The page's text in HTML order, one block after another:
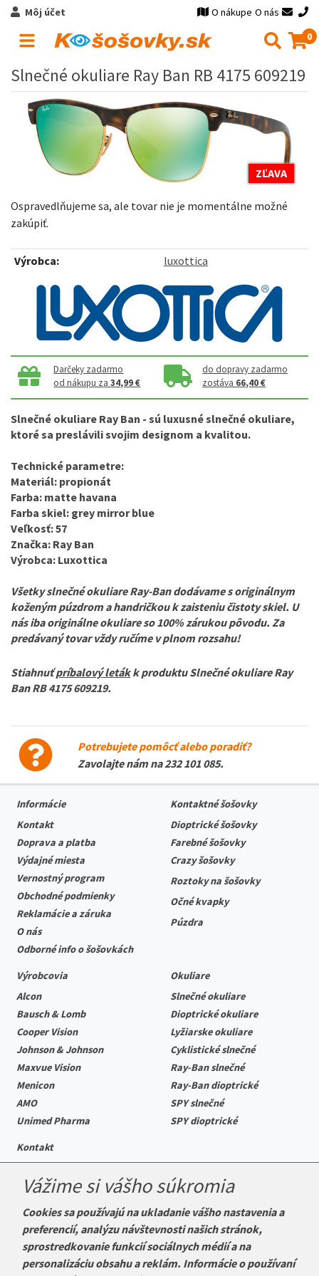
Môj účet O nákupe O nás
0
Slnečné okuliare Ray Ban RB 4175 609219
ZĽAVA
Ospravedlňujeme sa, ale tovar nie je momentálne možné
zakúpiť.
Výrobca: luxottica
Darčeky zadarmo
od nákupu za34,99 €
do dopravy zadarmo
zostáva 66,40 €
Slnečné okuliare Ray Ban - sú luxusné slnečné okuliare,
ktoré sa preslávili svojim designom a kvalitou.
Technické parametre:
Materiál: propionát
Farba: matte havana
Farba skiel: grey mirror blue
Veľkosť: 57
Značka: Ray Ban
Výrobca: Luxottica
Všetky slnečné okuliare Ray-Ban dodávame s originálnym
koženým púzdrom a handričkou k zaisteniu čistoty skiel. U
nás iba originálne okuliare so 100% zárukou pôvodu. Za
predávaný tovar vždy ručíme v plnom rozsahu!
Stiahnuťpríbalový letákk produktuSlnečné okuliare Ray
Ban RB 4175 609219.
Potrebujete pomôcť alebo poradiť?
Zavolajte nám na232 101 085.
Informácie
Kontakt
Doprava a platba
Výdajné miesta
Vernostný program
Obchodné podmienky
Reklamácie a záruka
O nás
Odborné info o šošovkách
Kontaktné šošovky
Dioptrické šošovky
Farebné šošovky
Crazy šošovky
Roztoky na šošovky
Očné kvapky
Púzdra
Výrobcovia
Alcon
Bausch & Lomb
Cooper Vision
Johnson & Johnson
Maxvue Vision
Menicon
AMO
Unimed Pharma
Okuliare
Slnečné okuliare
Dioptrické okuliare
Lyžiarske okuliare
Cyklistické slnečné
Ray-Ban slnečné
Ray-Ban dioptrické
SPY slnečné
SPY dioptrické
Kontakt
Telefón:+421 222 205 863
E-mail:info@k-sosovky.sk
Reklamačná adresa
Vážime si vášho súkromia
Cookies sa používajú na ukladanie vášho nastavenia a
preferencií, analýzu návštevnosti našich stránok,
sprostredkovanie funkcií sociálnych médií a na
personalizáciu obsahu a reklám. Informácie o používaní